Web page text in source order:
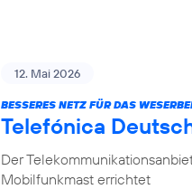
12. Mai 2026
BESSERES NETZ FÜR DAS
Telefónica
Der
Mobilfunkmast errichtet